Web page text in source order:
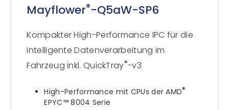
Mayflower®-Q5aW-SP6
Kompakter High-Performance IPC für die
intelligente Datenverarbeitung im
Fahrzeug inkl. QuickTray®-v3
High-Performance mit CPUs der AMD®
EPYC™ 8004 Serie